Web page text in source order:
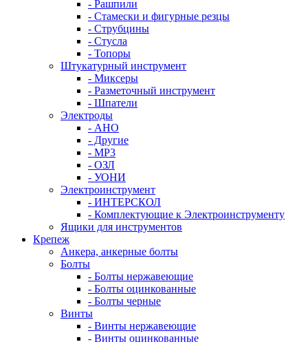
- Рашпили
- Стамески и фигурные резцы
- Струбцины
- Стусла
- Топоры
Штукатурный инструмент
- Миксеры
- Разметочный инструмент
- Шпатели
Электроды
- АНО
- Другие
- МР3
- ОЗЛ
- УОНИ
Электроинструмент
- ИНТЕРСКОЛ
- Комплектующие к Электроинструменту
Ящики для инструментов
Крепеж
Анкера, анкерные болты
Болты
- Болты нержавеющие
- Болты оцинкованные
- Болты черные
Винты
- Винты нержавеющие
- Винты оцинкованные